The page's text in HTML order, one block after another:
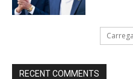
RECENT COMMENTS